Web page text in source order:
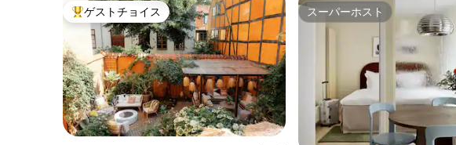
大好評のゲストチョイスです。
ゲストチョイス スーパーホスト
スーパーホスト